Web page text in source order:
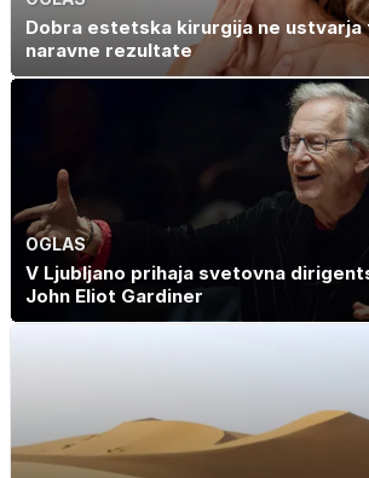
Dobra estetska kirurgija ne
naravne rezultate
OGLAS
V Ljubljano prihaja svetovna
John Eliot Gardiner